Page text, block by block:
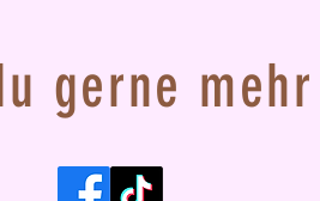
gerne